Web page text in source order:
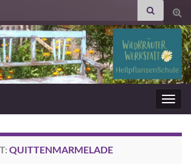
QUITTENMARMELADE